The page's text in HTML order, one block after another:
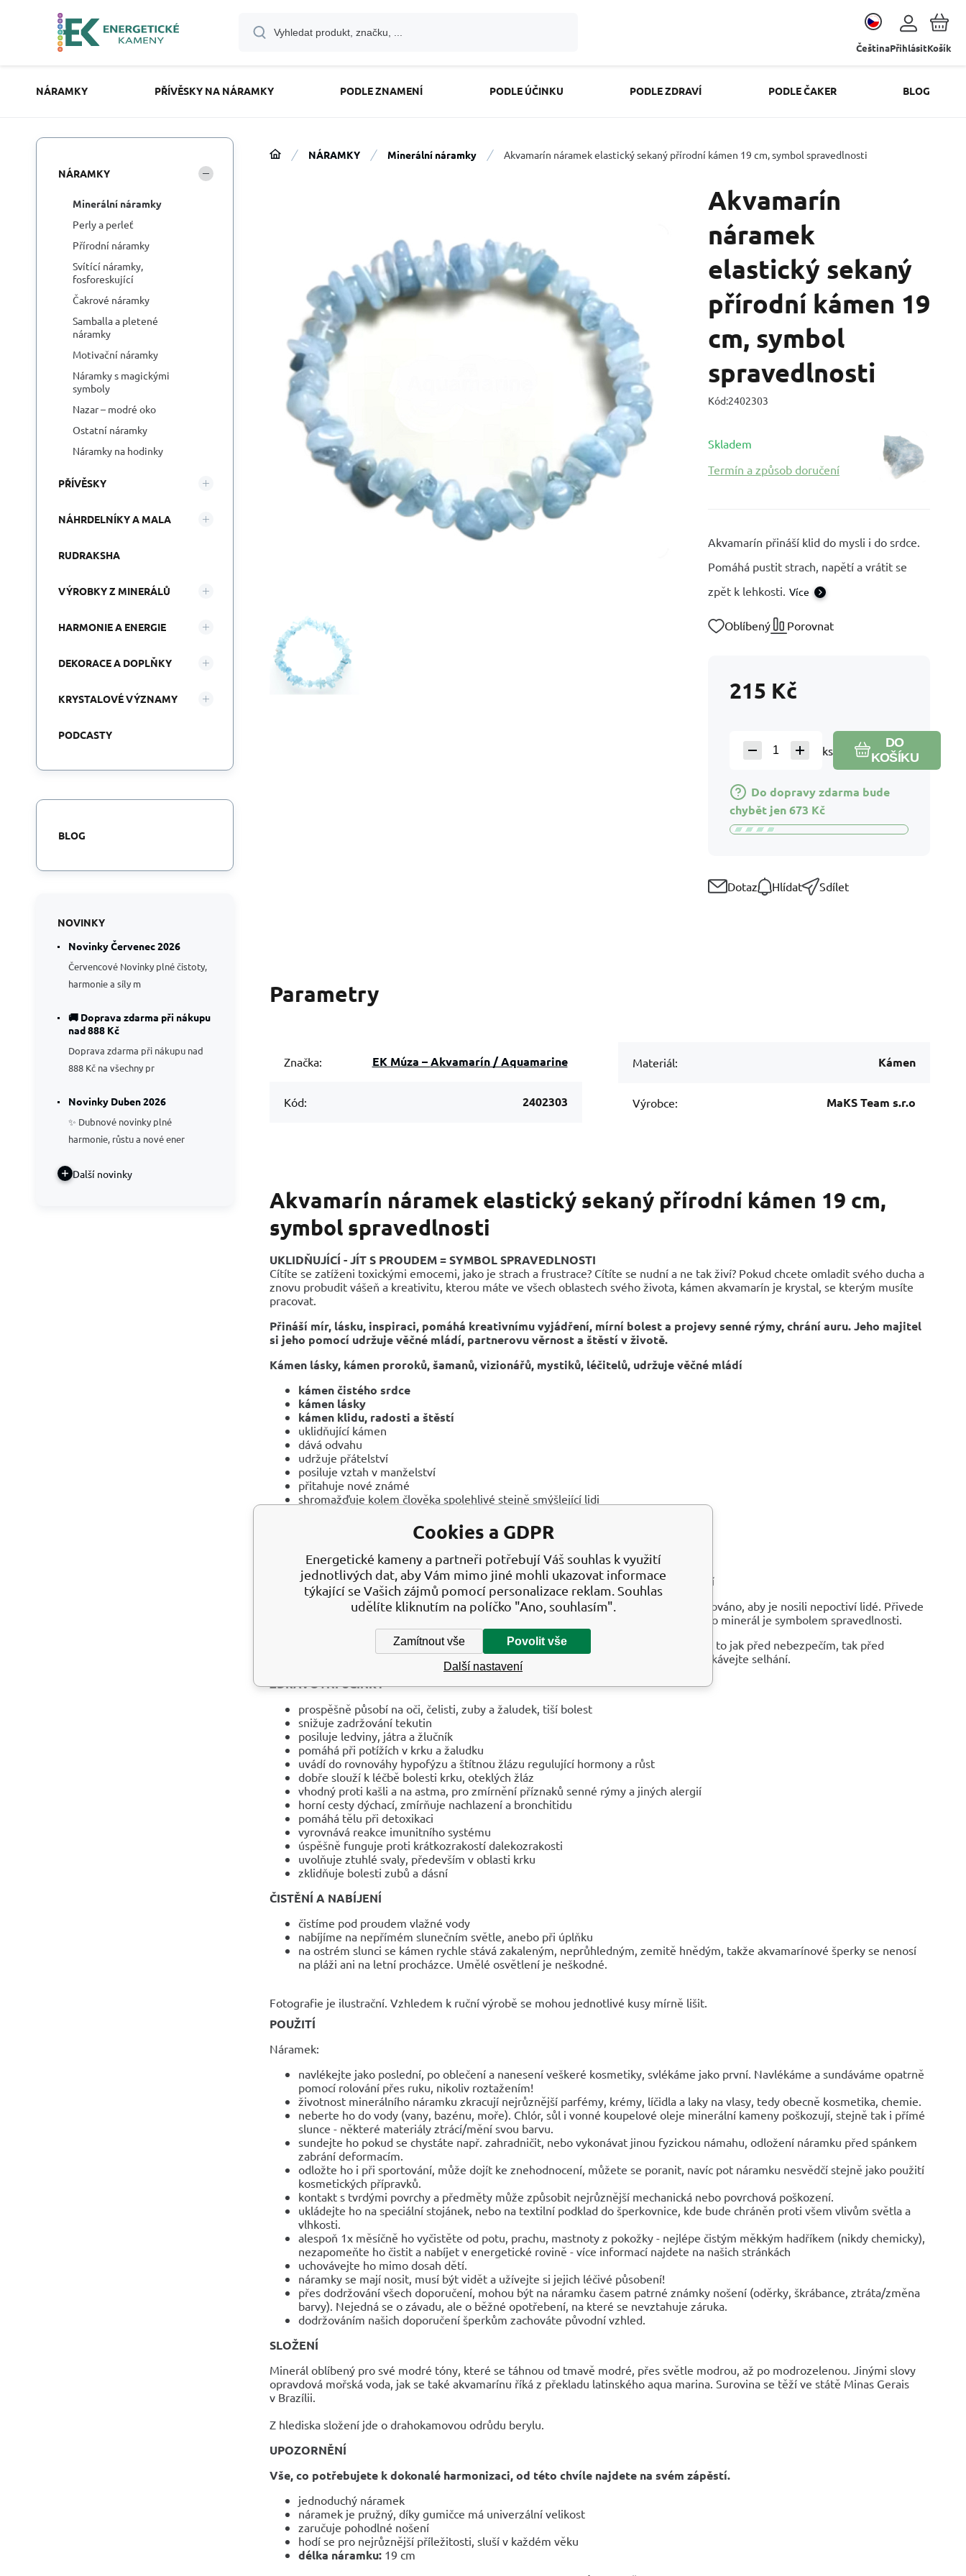
ČeštinaPřihlásitKošík
NÁRAMKY PŘÍVĚSKY NA NÁRAMKY PODLE ZNAMENÍ PODLE ÚČINKU PODLE ZDRAVÍ PODLE ČAKER BLOG
NÁRAMKY Minerální náramky Akvamarín náramek elastický sekaný přírodní kámen 19 cm, symbol spravedlnosti
Akvamarín
náramek
elastický sekaný
přírodní kámen 19
cm, symbol
spravedlnosti
Kód:2402303
Skladem
Termín a způsob doručení
Akvamarín přináší klid do mysli i do srdce.
Pomáhá pustit strach, napětí a vrátit se
zpět k lehkosti. Více
Oblíbený Porovnat
215 Kč
ks
DO
KOŠÍKU
Do dopravy zdarma bude
chybět jen673 Kč
Dotaz Hlídat Sdílet
Parametry
Značka: EK Múza – Akvamarín / Aquamarine
Kód: 2402303
Materiál: Kámen
Výrobce: MaKS Team s.r.o
Akvamarín náramek elastický sekaný přírodní kámen 19 cm,
symbol spravedlnosti
UKLIDŇUJÍCÍ - JÍT S PROUDEM = SYMBOL SPRAVEDLNOSTI
Cítíte se zatíženi toxickými emocemi, jako je strach a frustrace? Cítíte se nudní a ne tak živí? Pokud chcete omladit svého ducha a
znovu probudit vášeň a kreativitu, kterou máte ve všech oblastech svého života, kámen akvamarín je krystal, se kterým musíte
pracovat.
Přináší mír, lásku, inspiraci, pomáhá kreativnímu vyjádření, mírní bolest a projevy senné rýmy, chrání auru. Jeho majitel
si jeho pomocí udržuje věčné mládí, partnerovu věrnost a štěstí v životě.
Kámen lásky, kámen proroků, šamanů, vizionářů, mystiků, léčitelů, udržuje věčné mládí
kámen čistého srdce
kámen lásky
kámen klidu, radosti a štěstí
uklidňující kámen
dává odvahu
udržuje přátelství
posiluje vztah v manželství
přitahuje nové známé
shromažďuje kolem člověka spolehlivé stejně smýšlející lidi
inspiruje zbystřuje intelekt, zahání obavy
zjasňuje vnímání, povzbuzuje intuici
hrání auru, vyrovnává čakry
snižuje stres, vyjasňuje komunikaci problémů, probouzí toleranci
obnovuje živost a krásu mládí díky svým neuvěřitelným vlastnostem proti stárnutí
Stojí za to hovořit o přístupu k lžím zvlášť. Kámen netoleruje podvod. Je to kontraindikováno, aby je nosili nepoctiví lidé. Přivede
je k čisté vodě, odhalí všechny podvody a také jim nedovolí páchat nemorální činy. Tento minerál je symbolem spravedlnosti.
Hlavní magickou vlastností, kterou námořníci používají, je proměnlivost barev. Varovalo to jak před nebezpečím, tak před
změnami počasí. Kámen zezelená - prší, rozjasní se - bude klid, ztrácí průhlednost - očekávejte selhání.
ZDRAVOTNÍ ÚČINKY
prospěšně působí na oči, čelisti, zuby a žaludek, tiší bolest
snižuje zadržování tekutin
posiluje ledviny, játra a žlučník
pomáhá při potížích v krku a žaludku
uvádí do rovnováhy hypofýzu a štítnou žlázu regulující hormony a růst
dobře slouží k léčbě bolesti krku, oteklých žláz
vhodný proti kašli a na astma, pro zmírnění příznaků senné rýmy a jiných alergií
horní cesty dýchací, zmírňuje nachlazení a bronchitidu
pomáhá tělu při detoxikaci
vyrovnává reakce imunitního systému
úspěšně funguje proti krátkozrakostí dalekozrakosti
uvolňuje ztuhlé svaly, především v oblasti krku
zklidňuje bolesti zubů a dásní
ČISTĚNÍ A NABÍJENÍ
čistíme pod proudem vlažné vody
nabíjíme na nepřímém slunečním světle, anebo při úplňku
na ostrém slunci se kámen rychle stává zakaleným, neprůhledným, zemitě hnědým, takže akvamarínové šperky se nenosí
na pláži ani na letní procházce. Umělé osvětlení je neškodné.
Fotografie je ilustrační. Vzhledem k ruční výrobě se mohou jednotlivé kusy mírně lišit.
POUŽITÍ
Náramek:
navlékejte jako poslední, po oblečení a nanesení veškeré kosmetiky, svlékáme jako první. Navlékáme a sundáváme opatrně
pomocí rolování přes ruku, nikoliv roztažením!
životnost minerálního náramku zkracují nejrůznější parfémy, krémy, líčidla a laky na vlasy, tedy obecně kosmetika, chemie.
neberte ho do vody (vany, bazénu, moře). Chlór, sůl i vonné koupelové oleje minerální kameny poškozují, stejně tak i přímé
slunce - některé materiály ztrácí/mění svou barvu.
sundejte ho pokud se chystáte např. zahradničit, nebo vykonávat jinou fyzickou námahu, odložení náramku před spánkem
zabrání deformacím.
odložte ho i při sportování, může dojít ke znehodnocení, můžete se poranit, navíc pot náramku nesvědčí stejně jako použití
kosmetických přípravků.
kontakt s tvrdými povrchy a předměty může způsobit nejrůznější mechanická nebo povrchová poškození.
ukládejte ho na speciální stojánek, nebo na textilní podklad do šperkovnice, kde bude chráněn proti všem vlivům světla a
vlhkosti.
alespoň 1x měsíčně ho vyčistěte od potu, prachu, mastnoty z pokožky - nejlépe čistým měkkým hadříkem (nikdy chemicky),
nezapomeňte ho čistit a nabíjet v energetické rovině - více informací najdete na našich stránkách
uchovávejte ho mimo dosah dětí.
náramky se mají nosit, musí být vidět a užívejte si jejich léčivé působení!
přes dodržování všech doporučení, mohou být na náramku časem patrné známky nošení (oděrky, škrábance, ztráta/změna
barvy). Nejedná se o závadu, ale o běžné opotřebení, na které se nevztahuje záruka.
dodržováním našich doporučení šperkům zachováte původní vzhled.
SLOŽENÍ
Minerál oblíbený pro své modré tóny, které se táhnou od tmavě modré, přes světle modrou, až po modrozelenou. Jinými slovy
opravdová mořská voda, jak se také akvamarínu říká z překladu latinského aqua marina. Surovina se těží ve státě Minas Gerais
v Brazílii.
Z hlediska složení jde o drahokamovou odrůdu berylu.
UPOZORNĚNÍ
Vše, co potřebujete k dokonalé harmonizaci, od této chvíle najdete na svém zápěstí.
jednoduchý náramek
náramek je pružný, díky gumičce má univerzální velikost
zaručuje pohodlné nošení
hodí se pro nejrůznější příležitosti, sluší v každém věku
délka náramku: 19 cm
NÁRAMKY
Minerální náramky
Perly a perleť
Přírodní náramky
Svítící náramky,
fosforeskující
Čakrové náramky
Samballa a pletené
náramky
Motivační náramky
Náramky s magickými
symboly
Nazar – modré oko
Ostatní náramky
Náramky na hodinky
PŘÍVĚSKY
NÁHRDELNÍKY A MALA
RUDRAKSHA
VÝROBKY Z MINERÁLŮ
HARMONIE A ENERGIE
DEKORACE A DOPLŇKY
KRYSTALOVÉ VÝZNAMY
PODCASTY
BLOG
NOVINKY
Novinky Červenec 2026
Červencové Novinky plné čistoty,
harmonie a síly m
🚚 Doprava zdarma při nákupu
nad 888 Kč
Doprava zdarma při nákupu nad
888 Kč na všechny pr
Novinky Duben 2026
✨ Dubnové novinky plné
harmonie, růstu a nové ener
Další novinky
Cookies a GDPR
Energetické kameny a partneři potřebují Váš souhlas k využití
jednotlivých dat, aby Vám mimo jiné mohli ukazovat informace
týkající se Vašich zájmů pomocí personalizace reklam. Souhlas
udělíte kliknutím na políčko "Ano, souhlasím".
Zamítnout vše Povolit vše
Další nastavení